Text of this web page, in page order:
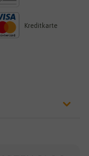
Kreditkarte